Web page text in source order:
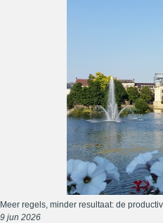
Meer regels, minder resultaat: de
9 jun 2026